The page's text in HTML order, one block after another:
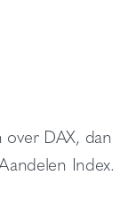
DAX, dan
Index.